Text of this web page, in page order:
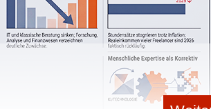
Dämmung. Laute Tritte von oben, stotternde
dem Fenster, können beim Arbeiten sehr
leidet, versteht sich von selbst.
Weitere Störungen können durch ungünstige
diesem Grund sollte Schreibtische nie direkt
blendet. Am besten ist es, das Büro mit
Arbeitsplatz gut abschirmenund vor sämtlichen